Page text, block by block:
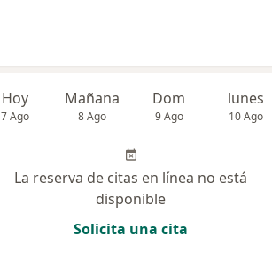
Hoy
7 Ago
Mañana
8 Ago
Dom
9 Ago
lunes
10 Ago
La reserva de citas en línea no está
disponible
Solicita una cita